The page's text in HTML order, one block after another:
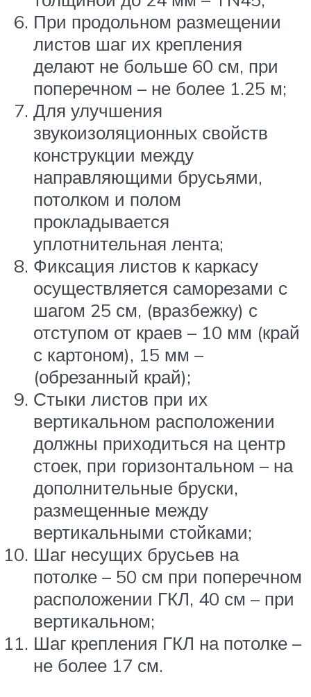
При продольном размещении
листов шаг их крепления
делают не больше 60 см, при
поперечном – не более 1.25 м;
Для улучшения
звукоизоляционных свойств
конструкции между
направляющими брусьями,
потолком и полом
прокладывается
уплотнительная лента;
Фиксация листов к каркасу
осуществляется саморезами с
шагом 25 см, (вразбежку) с
отступом от краев – 10 мм (край
с картоном), 15 мм –
(обрезанный край);
Стыки листов при их
вертикальном расположении
должны приходиться на центр
стоек, при горизонтальном – на
дополнительные бруски,
размещенные между
вертикальными стойками;
Шаг несущих брусьев на
потолке – 50 см при поперечном
расположении ГКЛ, 40 см – при
вертикальном;
Шаг крепления ГКЛ на потолке –
не более 17 см.